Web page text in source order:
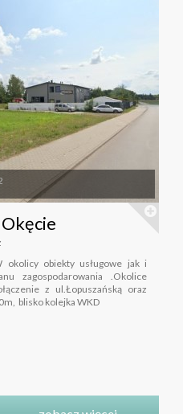
okolicy obiekty usługowe jak i
zagospodarowania .Okolice
z ul.Łopuszańską oraz
blisko kolejka WKD